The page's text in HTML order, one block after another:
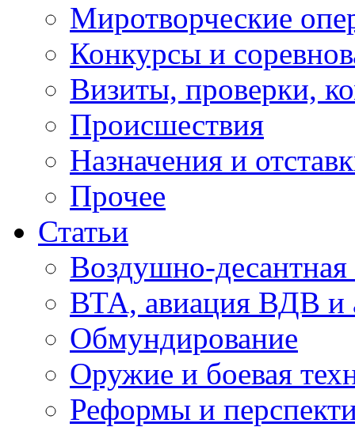
Миротворческие
Конкурсы и
Визиты, проверки,
Происшествия
Назначения и
Прочее
Статьи
Воздушно-десантная
ВТА, авиация ВДВ и
Обмундирование
Оружие и боевая
Реформы и